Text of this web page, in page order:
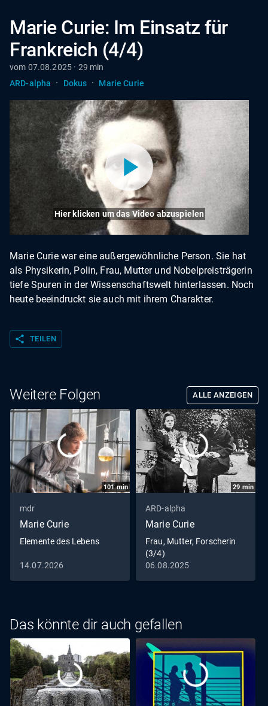
Marie Curie: Im Einsatz für
Frankreich (4/4)
vom 07.08.2025 · 29 min
ARD-alpha
· Dokus · Marie Curie
Hier klicken um das Video abzuspielen
Marie Curie war eine außergewöhnliche Person. Sie hat
als Physikerin, Polin, Frau, Mutter und Nobelpreisträgerin
tiefe Spuren in der Wissenschaftswelt hinterlassen. Noch
heute beeindruckt sie auch mit ihrem Charakter.
share TEILEN
Weitere Folgen ALLE ANZEIGEN
101min
mdr
Marie Curie
Elemente des Lebens
14.07.2026
29 min
ARD-alpha
Marie Curie
Frau, Mutter, Forscherin
(3/4)
06.08.2025
Das könnte dir auch gefallen